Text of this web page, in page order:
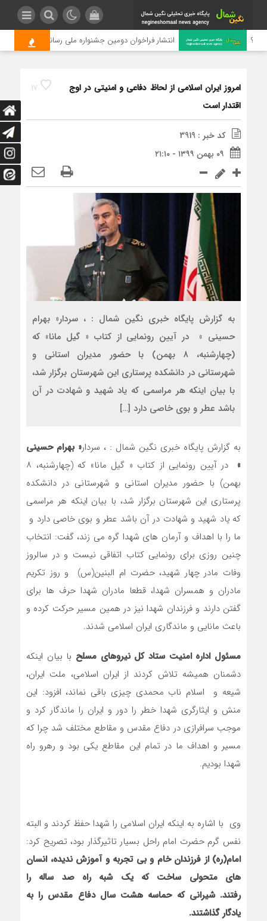
انتشار فراخوان دومین جشنواره ملی رسانه‌ای چای
17
امروز ایران اسلامی از لحاظ دفاعی و امنیتی در اوج
اقتدار است
کد خبر : 3919
۰۹ بهمن ۱۳۹۹ - ۲۱:۱۰
به گزارش پایگاه خبری نگین شمال : ، سردار« بهرام
حسینی » در آیین رونمایی از کتاب « گیل مانا» که
(چهارشنبه، ۸ بهمن)‌ با حضور مدیران استانی و
شهرستانی در دانشکده پرستاری این شهرستان برگزار شد،
با بیان اینکه هر مراسمی که یاد شهید و شهادت در آن
باشد عطر و بوی خاصی دارد […]
به گزارش پایگاه خبری نگین شمال : ، سردار« بهرام حسینی
»
در آیین رونمایی از کتاب « گیل مانا» که (چهارشنبه، ۸
بهمن)‌ با حضور مدیران استانی و شهرستانی در دانشکده
پرستاری این شهرستان برگزار شد، با بیان اینکه هر مراسمی
که یاد شهید و شهادت در آن باشد عطر و بوی خاصی دارد و
ما را با اهداف و آرمان های شهدا گره می زند، گفت: انتخاب
چنین روزی برای رونمایی کتاب اتفاقی نیست و در سالروز
وفات مادر چهار شهید، حضرت ام البنین(س) و روز تکریم
مادران و همسران شهدا، قطعا مادران شهدا حرف ها برای
گفتن دارند و فرزندان شهدا نیز در همین مسیر حرکت کرده و
باعث مانایی و ماندگاری ایران اسلامی شدند.
مسئول اداره امنیت ستاد کل نیروهای مسلح با بیان اینکه
دشمنان همیشه تلاش کردند از ایران اسلامی، ملت ایران،
شیعه و اسلام ناب محمدی چیزی باقی نماند، افزود: این
منش و ایثارگری شهدا خطر را دور و ایران را ماندگار کرد و
موجب سرافرازی در دفاع مقدس و مقاطع مختلف شد چرا که
مسیر و اهداف ما در تمام این مقاطع یکی بود و رهرو راه
شهدا بودیم.
وی با اشاره به اینکه ایران اسلامی را شهدا حفظ کردند و البته
نفس گرم حضرت امام راحل بسیار تاثیرگذار بود، تصریح کرد:
امام(ره) از فرزندان خام و بی تجربه و آموزش ندیده، انسان
های متحولی ساخت که یک شبه راه صد ساله را
رفتند. شیرانی که حماسه هشت سال دفاع مقدس را به
یادگار گذاشتند.